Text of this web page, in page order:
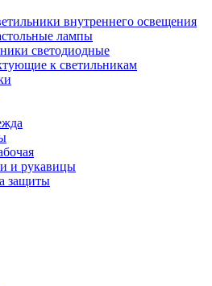
внутреннего освещения
лампы
светодиодные
к светильникам
и рукавицы
защиты